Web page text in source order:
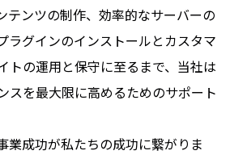
テンツの制作、効率的なサーバーの
ラグインのインストールとカスタマ
トの運用と保守に至るまで、当社は
スを最大限に高めるためのサポート
業成功が私たちの成功に繋がりま